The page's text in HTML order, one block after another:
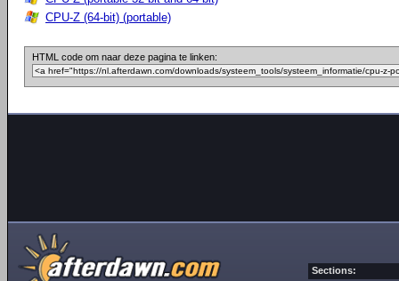
CPU-Z (64-bit) (portable)
HTML code om naar deze pagina te linken:
Sections: